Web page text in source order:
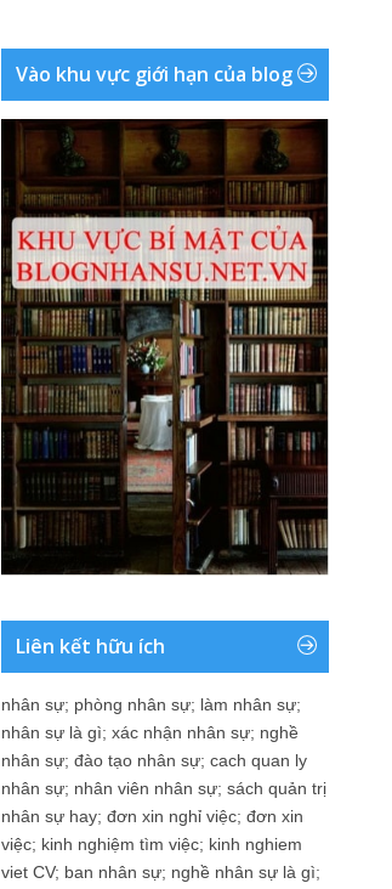
Vào khu vực giới hạn của blog
Liên kết hữu ích
nhân sự; phòng nhân sự; làm nhân sự;
nhân sự là gì; xác nhận nhân sự; nghề
nhân sự; đào tạo nhân sự; cach quan ly
nhân sự; nhân viên nhân sự; sách quản trị
nhân sự hay; đơn xin nghỉ việc; đơn xin
việc; kinh nghiệm tìm việc; kinh nghiem
viet CV; ban nhân sự; nghề nhân sự là gì;